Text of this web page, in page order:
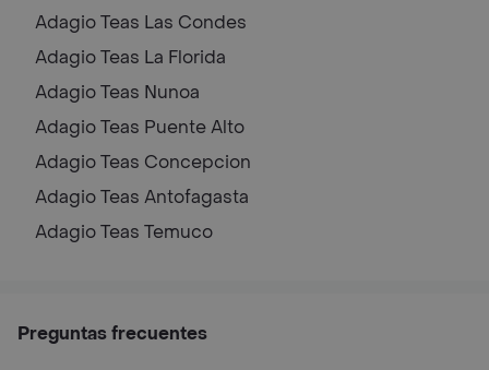
Adagio Teas Las Condes
Adagio Teas La Florida
Adagio Teas Nunoa
Adagio Teas Puente Alto
Adagio Teas Concepcion
Adagio Teas Antofagasta
Adagio Teas Temuco
Preguntas frecuentes